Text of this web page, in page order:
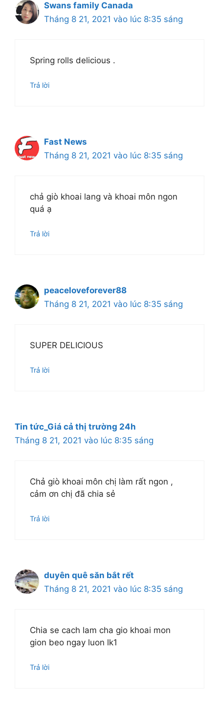
Swans family Canada
Tháng 8 21, 2021 vào lúc 8:35 sáng
Spring rolls delicious .
Trả lời
Fast News
Tháng 8 21, 2021 vào lúc 8:35 sáng
chả giò khoai lang và khoai môn ngon
quá ạ
Trả lời
peaceloveforever88
Tháng 8 21, 2021 vào lúc 8:35 sáng
SUPER DELICIOUS
Trả lời
Tin tức_Giá cả thị trường 24h
Tháng 8 21, 2021 vào lúc 8:35 sáng
Chả giò khoai môn chị làm rất ngon ,
cảm ơn chị đã chia sẻ
Trả lời
duyên quê săn bắt rết
Tháng 8 21, 2021 vào lúc 8:35 sáng
Chia se cach lam cha gio khoai mon
gion beo ngay luon lk1
Trả lời